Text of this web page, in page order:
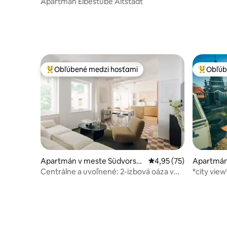
Najobľúbenejšie medzi hosťami
Obľúbené medzi hosťami
Apartmán v meste Südvorsta
dt
Priemerné
4,95 (75)
Centrálne a uvoľnené: 2-izbová oáza v
*city